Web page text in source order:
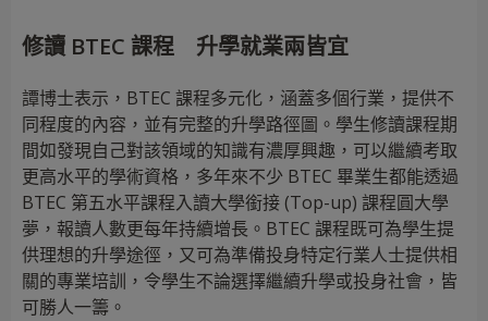
修讀 BTEC 課程 升學就業兩皆宜
譚博士表示，BTEC 課程多元化，涵蓋多個行業，提供不
同程度的內容，並有完整的升學路徑圖。學生修讀課程期
間如發現自己對該領域的知識有濃厚興趣，可以繼續考取
更高水平的學術資格，多年來不少 BTEC 畢業生都能透過
BTEC 第五水平課程入讀大學銜接 (Top-up) 課程圓大學
夢，報讀人數更每年持續增長。BTEC 課程既可為學生提
供理想的升學途徑，又可為準備投身特定行業人士提供相
關的專業培訓，令學生不論選擇繼續升學或投身社會，皆
可勝人一籌。